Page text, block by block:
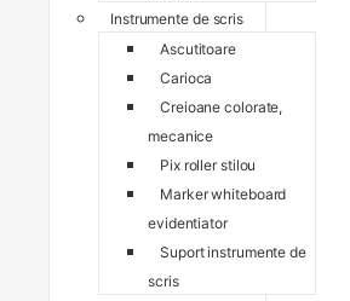
Instrumente de scris
Ascutitoare
Carioca
Creioane colorate,
mecanice
Pix roller stilou
Marker whiteboard
evidentiator
Suport instrumente de
scris